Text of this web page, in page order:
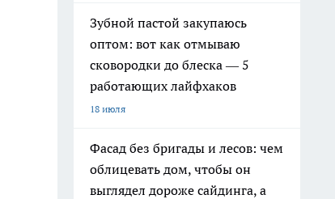
Зубной пастой закупаюсь
оптом: вот как отмываю
сковородки до блеска — 5
работающих лайфхаков
18 июля
Фасад без бригады и лесов: чем
облицевать дом, чтобы он
выглядел дороже сайдинга, а